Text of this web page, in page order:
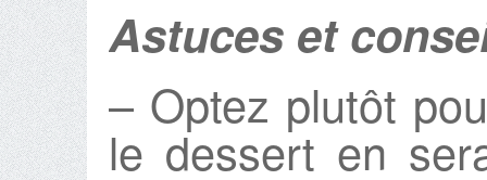
Astuces et
– Optez plutôt
le dessert en